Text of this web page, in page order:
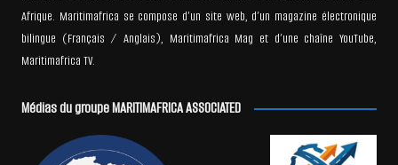
Afrique. Maritimafrica se compose d’un site web, d’un magazine électronique
bilingue (Français / Anglais), Maritimafrica Mag et d’une chaîne YouTube,
Maritimafrica TV.
Médias du groupe MARITIMAFRICA ASSOCIATED